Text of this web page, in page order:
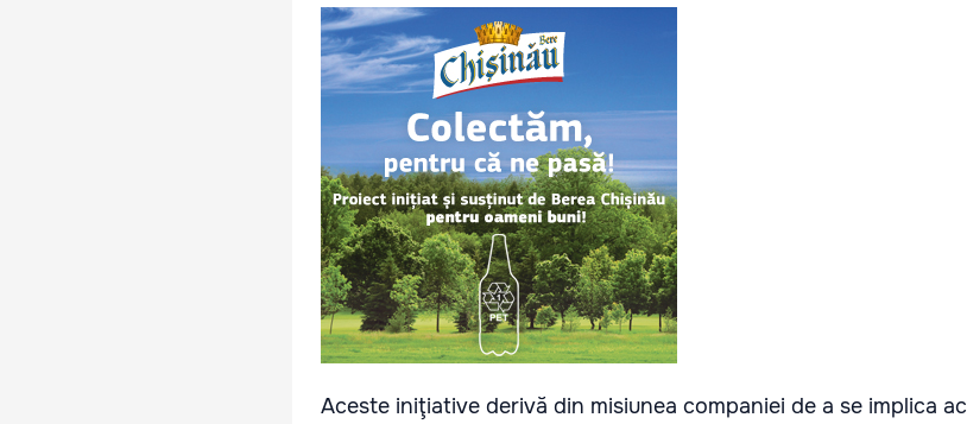
Aceste iniţiative derivă din misiunea companiei de a se implica